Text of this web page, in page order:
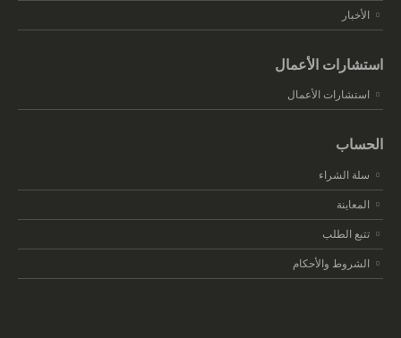
الأخبار
استشارات الأعمال
استشارات الأعمال
الحساب
سلة الشراء
المعاينة
تتبع الطلب
الشروط والأحكام